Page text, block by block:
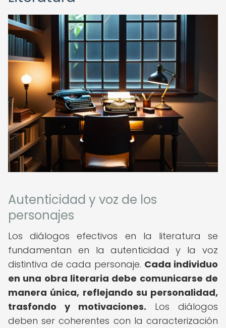
Autenticidad y voz de los
personajes
Los diálogos efectivos en la literatura se
fundamentan en la autenticidad y la voz
distintiva de cada personaje. Cada individuo
en una obra literaria debe comunicarse de
manera única, reflejando su personalidad,
trasfondo y motivaciones. Los diálogos
deben ser coherentes con la caracterización